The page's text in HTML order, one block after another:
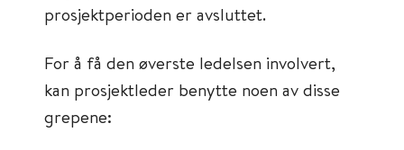
prosjektperioden er avsluttet.
For å få den øverste ledelsen involvert,
kan prosjektleder benytte noen av disse
grepene: